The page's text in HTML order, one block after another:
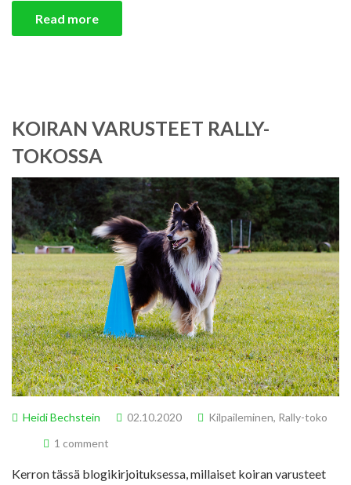
Read more
KOIRAN VARUSTEET RALLY-
TOKOSSA
Heidi Bechstein 02.10.2020 Kilpaileminen, Rally-toko
1 comment
Kerron tässä blogikirjoituksessa, millaiset koiran varusteet